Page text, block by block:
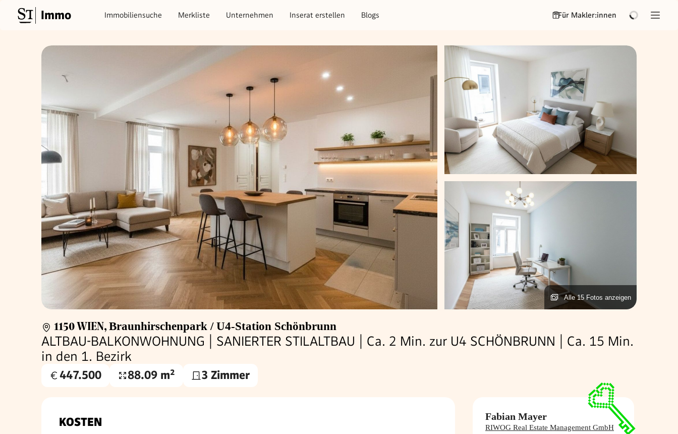
Immo Immobiliensuche Merkliste Unternehmen Inserat erstellen Blogs Für Makler:innen
Alle 15 Fotos anzeigen
1150 WIEN, Braunhirschenpark / U4-Station Schönbrunn
ALTBAU-BALKONWOHNUNG | SANIERTER STILALTBAU | Ca. 2 Min. zur U4 SCHÖNBRUNN | Ca. 15 Min.
in den 1. Bezirk
Kaufpreis
447.500
Nutzfläche
88.09 m² 3 Zimmer
KOSTEN Fabian Mayer
RIWOG Real Estate Management GmbH